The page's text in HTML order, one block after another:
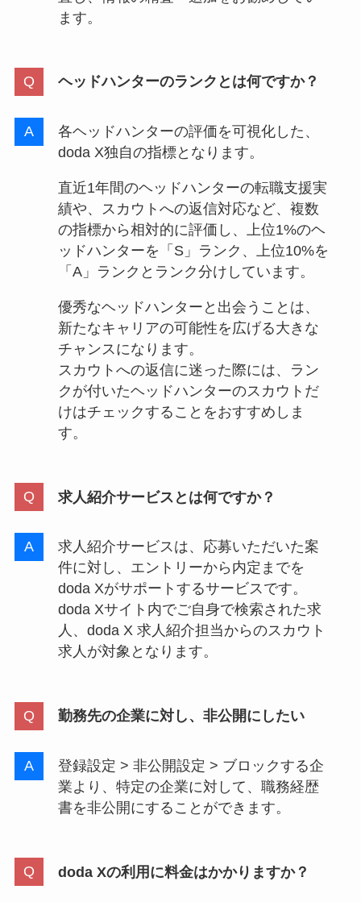
ます。
ヘッドハンターのランクとは何ですか？
各ヘッドハンターの評価を可視化した、
doda X独自の指標となります。
直近1年間のヘッドハンターの転職支援実
績や、スカウトへの返信対応など、複数
の指標から相対的に評価し、上位1%のヘ
ッドハンターを「S」ランク、上位10%を
「A」ランクとランク分けしています。
優秀なヘッドハンターと出会うことは、
新たなキャリアの可能性を広げる大きな
チャンスになります。
スカウトへの返信に迷った際には、ラン
クが付いたヘッドハンターのスカウトだ
けはチェックすることをおすすめしま
す。
求人紹介サービスとは何ですか？
求人紹介サービスは、応募いただいた案
件に対し、エントリーから内定までを
doda Xがサポートするサービスです。
doda Xサイト内でご自身で検索された求
人、doda X 求人紹介担当からのスカウト
求人が対象となります。
勤務先の企業に対し、非公開にしたい
登録設定 > 非公開設定 > ブロックする企
業より、特定の企業に対して、職務経歴
書を非公開にすることができます。
doda Xの利用に料金はかかりますか？